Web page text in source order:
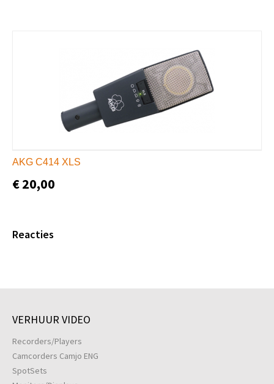
AKG C414 XLS
€ 20,00
Reacties
VERHUUR VIDEO
Recorders/Players
Camcorders Camjo ENG
SpotSets